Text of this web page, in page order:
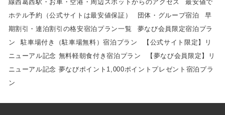
線西葛西駅・お車・空港・周辺スポットからのアクセス
最安値で
ホテル予約（公式サイトは最安値保証）
団体・グループ宿泊
早
期割引・連泊割引の格安宿泊プラン一覧
夢なび会員限定宿泊プラ
ン
駐車場付き（駐車場無料）宿泊プラン
【公式サイト限定】リ
ニューアル記念 無料軽朝食付き宿泊プラン
【夢なび会員限定】リ
ニューアル記念 夢なびポイント1,000ポイントプレゼント宿泊プラ
ン